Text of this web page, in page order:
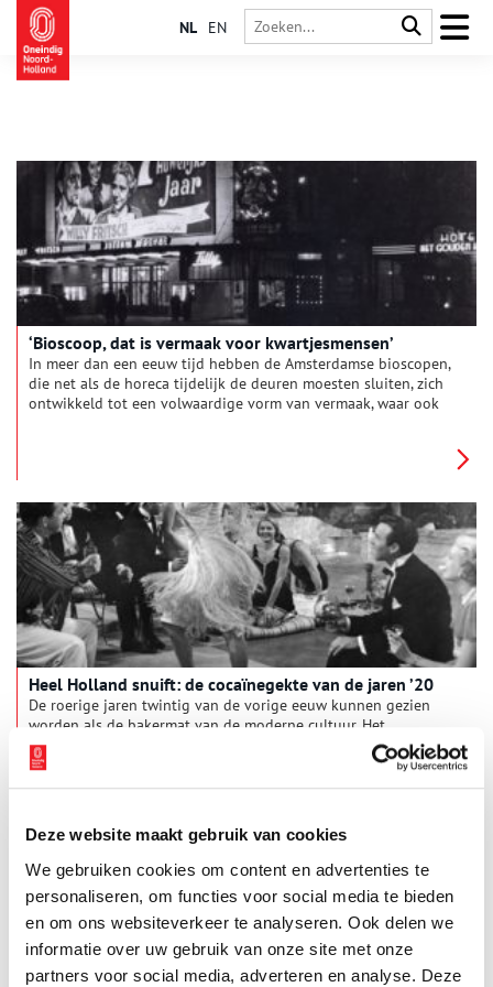
Deze website maakt gebruik van cookies
We gebruiken cookies om content en advertenties te
personaliseren, om functies voor social media te bieden
en om ons websiteverkeer te analyseren. Ook delen we
informatie over uw gebruik van onze site met onze
partners voor social media, adverteren en analyse. Deze
NL EN
‘Bioscoop, dat is vermaak voor kwartjesmensen’
In meer dan een eeuw tijd hebben de Amsterdamse bioscopen,
die net als de horeca tijdelijk de deuren moesten sluiten, zich
ontwikkeld tot een volwaardige vorm van vermaak, waar ook
Heel Holland snuift: de cocaïnegekte van de jaren ’20
De roerige jaren twintig van de vorige eeuw kunnen gezien
worden als de bakermat van de moderne cultuur. Het
decennium staat bekend om zijn wilde uitgaansleven.
Uitgaansgelegenheden als de bioscoop, het cabaret en het
(muziek)café schoten als paddenstoelen uit de grond. Bij deze
verdovende middelen als opium, morfine, heroïne en cocaïne
in zwang.